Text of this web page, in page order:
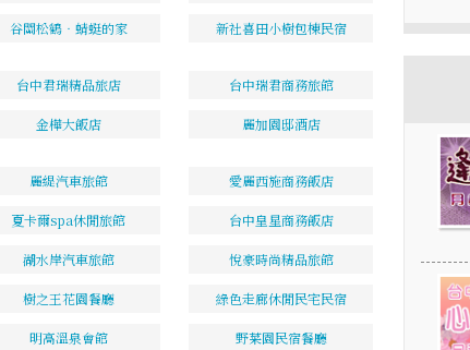
谷關松鶴‧蜻蜓的家 新社喜田小樹包棟民宿
台中君瑞精品旅店 台中瑞君商務旅館
金樺大飯店 麗加園邸酒店
麗緹汽車旅館 愛麗西施商務飯店
夏卡爾spa休閒旅館 台中皇星商務飯店
湖水岸汽車旅館 悅豪時尚精品旅館
樹之王花園餐廳 綠色走廊休閒民宅民宿
明高溫泉會館 野菜園民宿餐廳